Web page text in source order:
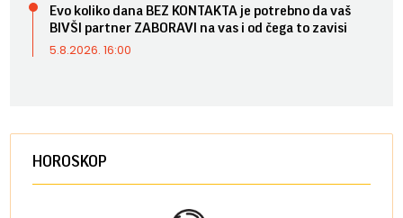
Evo koliko dana BEZ KONTAKTA je potrebno da vaš
BIVŠI partner ZABORAVI na vas i od čega to zavisi
5.8.2026. 16:00
HOROSKOP